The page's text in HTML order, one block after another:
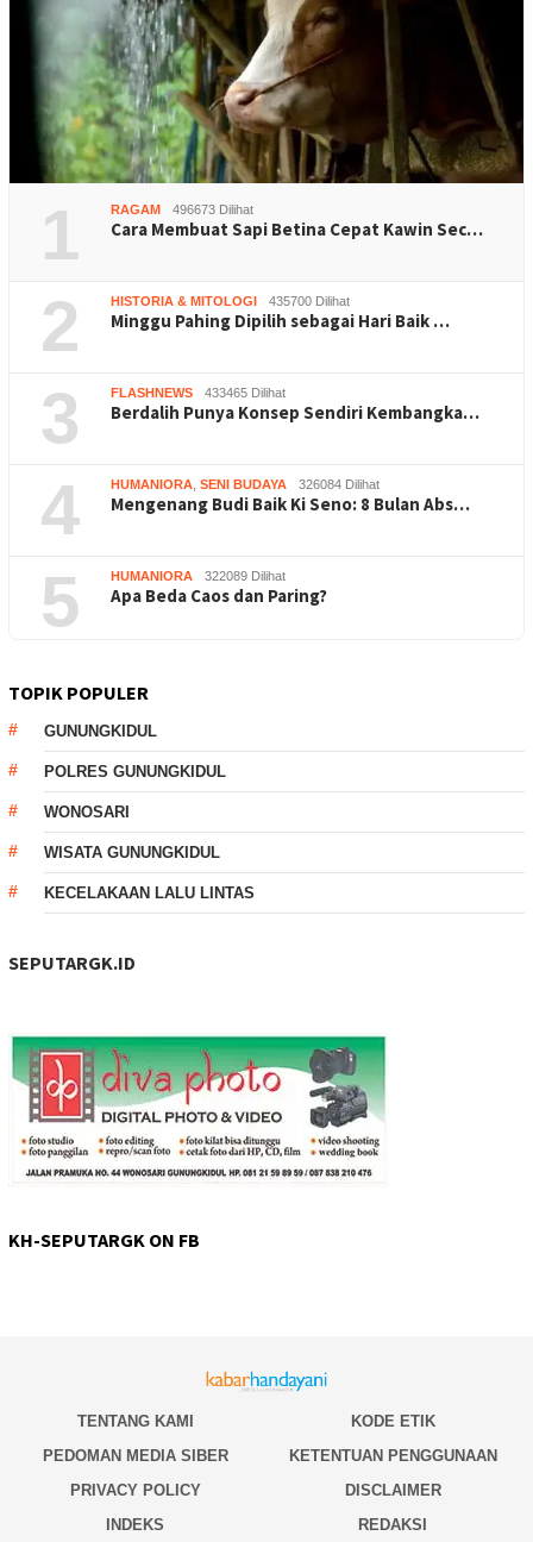
1 RAGAM 496673 Dilihat
Cara Membuat Sapi Betina Cepat Kawin Sec…
2 HISTORIA & MITOLOGI 435700 Dilihat
Minggu Pahing Dipilih sebagai Hari Baik …
3 FLASHNEWS 433465 Dilihat
Berdalih Punya Konsep Sendiri Kembangka…
4 HUMANIORA SENI BUDAYA 326084 Dilihat
Mengenang Budi Baik Ki Seno: 8 Bulan Abs…
5 HUMANIORA 322089 Dilihat
Apa Beda Caos dan Paring?
TOPIK POPULER
GUNUNGKIDUL
POLRES GUNUNGKIDUL
WONOSARI
WISATA GUNUNGKIDUL
KECELAKAAN LALU LINTAS
SEPUTARGK.ID
KH-SEPUTARGK ON FB
TENTANG KAMI
KODE ETIK
PEDOMAN MEDIA SIBER
KETENTUAN PENGGUNAAN
PRIVACY POLICY
DISCLAIMER
INDEKS
REDAKSI